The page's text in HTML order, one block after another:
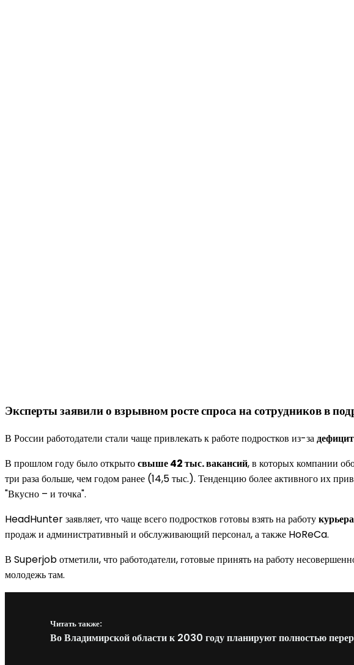
Эксперты заявили о взрывном росте спроса на сотрудников в
В России работодатели стали чаще привлекать к работе подростков из-за
В прошлом году было открытосвыше 42 тыс. вакансий, в которых компании
три раза больше, чем годом ранее (14,5 тыс.). Тенденцию более активного их
"Вкусно – и точка".
HeadHunter заявляет, что чаще всего подростков готовы взять на работу
продаж и административный и обслуживающий персонал, а также HoReCa.
В Superjob отметили, что работодатели, готовые принять на работу
молодежь там.
Читать также:
Во Владимирской области к 2030 году планируют полностью